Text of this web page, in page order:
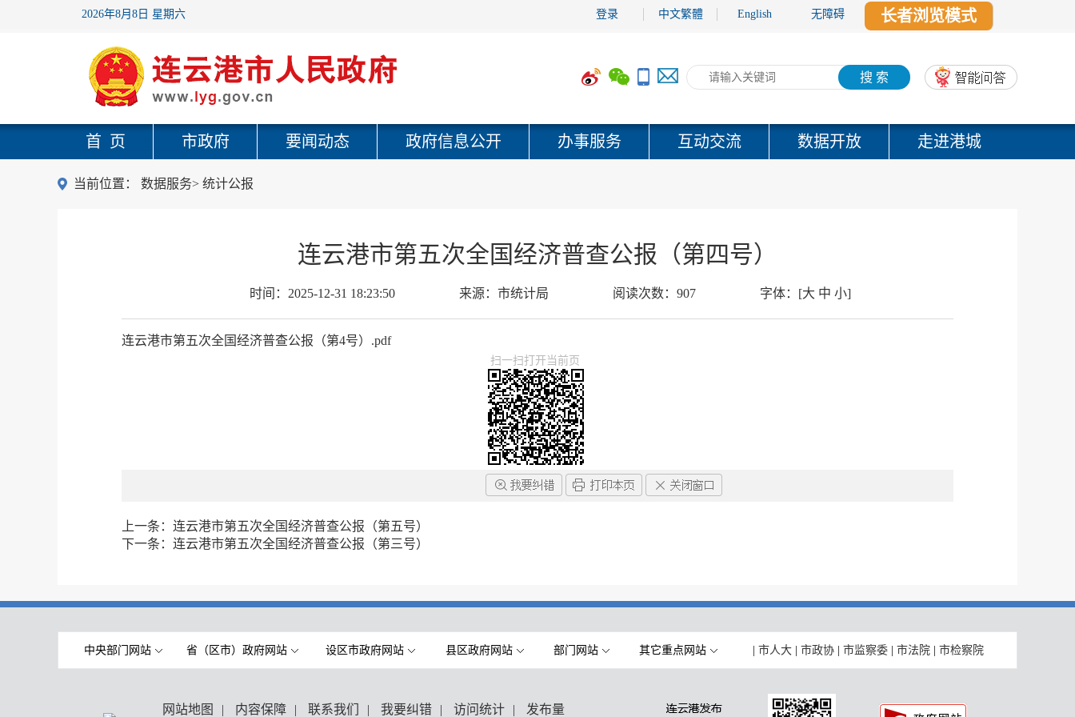
2026年8月8日 星期六 登录 中文繁體 English 无障碍 长者浏览模式
搜 索
首 页 市政府 要闻动态 政府信息公开 办事服务 互动交流 数据开放 走进港城
当前位置： 数据服务> 统计公报
连云港市第五次全国经济普查公报（第四号）
时间： 2025-12-31 18:23:50 来源： 市统计局 阅读次数： 907 字体： [大 中 小]
连云港市第五次全国经济普查公报（第4号）.pdf
扫一扫打开当前页
上一条： 连云港市第五次全国经济普查公报（第五号）
下一条： 连云港市第五次全国经济普查公报（第三号）
中央部门网站 省（区市）政府网站 设区市政府网站 县区政府网站 部门网站 其它重点网站 市人大 市政协 市监察委 市法院 市检察院
网站地图 | 内容保障 | 联系我们 | 我要纠错 | 访问统计 | 发布量